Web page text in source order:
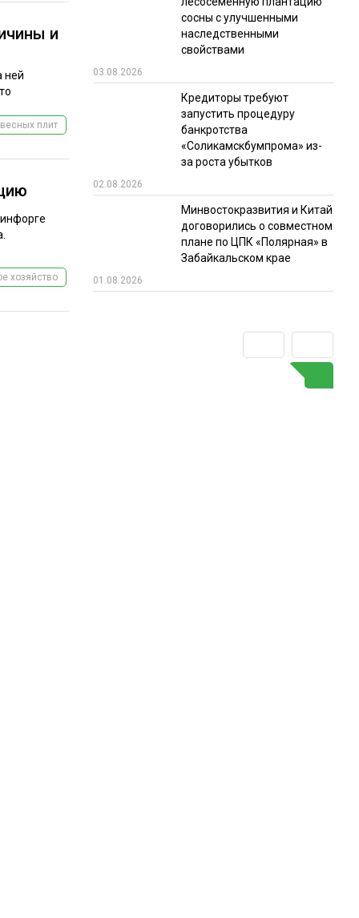
и
ней
плит
хозяйство
сосны с улучшенными
наследственными
свойствами
03.08.2026
Кредиторы требуют
запустить процедуру
банкротства
«Соликамскбумпрома» из-
за роста убытков
02.08.2026
Минвостокразвития и Китай
договорились о совместном
плане по ЦПК «Полярная» в
Забайкальском крае
01.08.2026